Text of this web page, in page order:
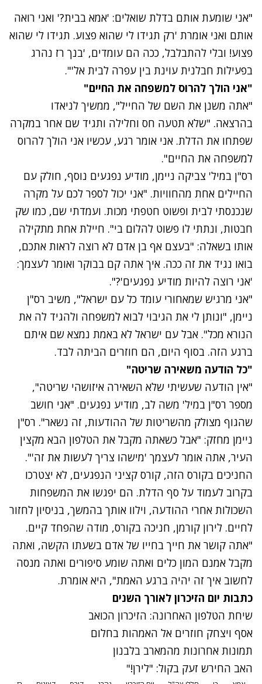
"אני שומעת אותם בדלת שואלים: 'אמא בבית?' ואני רואה
אותם ואני אומרת 'רק תגידו לי שהוא פצוע. תגידו לי שהוא
פצוע! ובלי להתבלבל, ככה הם עומדים, 'בנך רז נהרג
בפעילות חבלנית עוינת בין עפרה לבית אל'".
"אני הולך להרוס למשפחה את החיים"
"אתה משנן את השם של החייל", ממשיך לניאדו
בהרצאה. "שלא תטעה חס וחלילה ותגיד שם אחר במקרה
שפתחו את הדלת. אני אומר רגע, עכשיו אני הולך להרוס
למשפחה את החיים".
רס"ן במיל' צביקה ניימן, מודיע נפגעים נוסף, חולק עם
החיילים אחת מהחוויות. "אני יכול לספר לכם על מקרה
שנכנסתי לבית ופשוט חטפתי מכות. ועמדתי שם, כמו שק
חבטות, ונתתי לו פשוט להלום בי". חיילת אחת מתקילה
אותו בשאלה: "בעצם אף בן אדם לא רוצה לראות אתכם,
בואו נגיד את זה ככה. איך אתה קם בבוקר ואומר לעצמך:
'אני רוצה להיות מודיע נפגעים'?".
"אני מרגיש שמאחורי עומד כל עם ישראל", משיב רס"ן
ניימן, "ונותן לי את הגיבוי לבוא למשפחה ולהגיד לה את
הנורא מכל". אבל עם ישראל לא באמת נמצא שם איתם
ברגע הזה. בסוף היום, הם חוזרים הביתה לבד.
"כל הודעה משאירה שריטה"
"אין הודעה שעשיתי שלא השאירה איזושהי שריטה",
מספר רס"ן במיל' משה לב, מודיע נפגעים. "אני חושב
שהגוף מצולק מהשריטות של ההודעות, זה נשאר". רס"ן
ניימן מחזק: "אבל כשאתה מקבל את הטלפון הבא מקצין
העיר, אתה אומר לעצמך 'מישהו צריך לעשות את זה'".
החניכים בקורס הזה, קורס קציני הנפגעים, לא יצטרכו
בקרוב לעמוד על סף הדלת. הם יפגשו את המשפחות
השכולות אחרי ההודעה, וילוו אותך בהמשך, בניסיון לחזור
לחיים. לירון קורמן, חניכה בקורס, מודה שהפחד קיים.
"אתה קושר את חייך בחייו של אדם בשעתו הקשה, ואתה
מקבל אמנם המון כלים ואתה שומע סיפורים ואתה מנסה
לחשוב איך זה יהיה ברגע האמת", היא אומרת.
כתבות יום הזיכרון לאורך השנים
שיחת הטלפון האחרונה: הזיכרון הכואב
אסף ויצחק חוזרים אל האמהות בחלום
תמונות אחרונות מהמארב בלבנון
האב החירש זעק בקול: "לירן!"